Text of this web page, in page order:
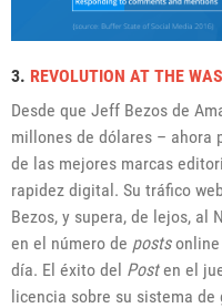
3. REVOLUTION AT THE
Desde que Jeff Bezos de
millones de dólares – ahora
de las mejores marcas
rapidez digital. Su tráfico
Bezos, y supera, de lejos, al
en el número de posts
día. El éxito del Posten el
licencia sobre su sistema